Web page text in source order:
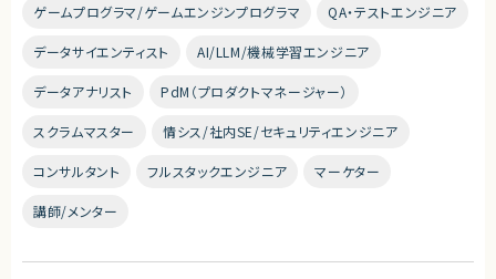
ゲームプログラマ/ゲームエンジンプログラマ QA・テストエンジニア
データサイエンティスト AI/LLM/機械学習エンジニア
データアナリスト PdM（プロダクトマネージャー）
スクラムマスター 情シス/社内SE/セキュリティエンジニア
コンサルタント フルスタックエンジニア マーケター
講師/メンター